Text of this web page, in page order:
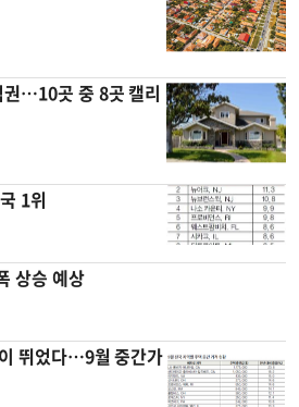
권…10곳 중 8곳 캘리
1위
상승 예상
뛰었다…9월 중간가